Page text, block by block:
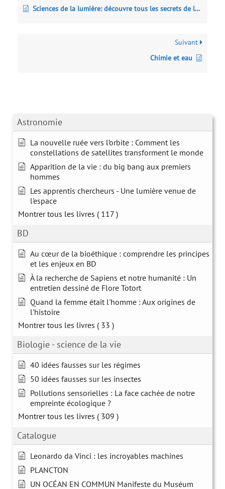
Astronomie
La nouvelle ruée vers l’orbite : Comment les
constellations de satellites transforment le monde
Apparition de la vie : du big bang aux premiers
hommes
Les apprentis chercheurs - Une lumière venue de
l'espace
Montrer tous les livres ( 117 )
BD
Au cœur de la bioéthique : comprendre les principes
et les enjeux en BD
À la recherche de Sapiens et notre humanité : Un
entretien dessiné de Flore Totort
Quand la femme était l'homme : Aux origines de
l'histoire
Montrer tous les livres ( 33 )
Biologie - science de la vie
40 idées fausses sur les régimes
50 idées fausses sur les insectes
Pollutions sensorielles : La face cachée de notre
empreinte écologique ?
Montrer tous les livres ( 309 )
Catalogue
Leonardo da Vinci : les incroyables machines
PLANCTON
UN OCÉAN EN COMMUN Manifeste du Muséum
Sciences de la lumière: découvre tous les secrets de la luminescence
Suivant
Chimie et eau